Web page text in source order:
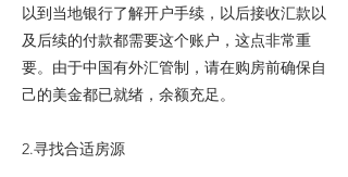
以到当地银行了解开户手续，以后接收汇款以
及后续的付款都需要这个账户，这点非常重
要。由于中国有外汇管制，请在购房前确保自
己的美金都已就绪，余额充足。
2.寻找合适房源